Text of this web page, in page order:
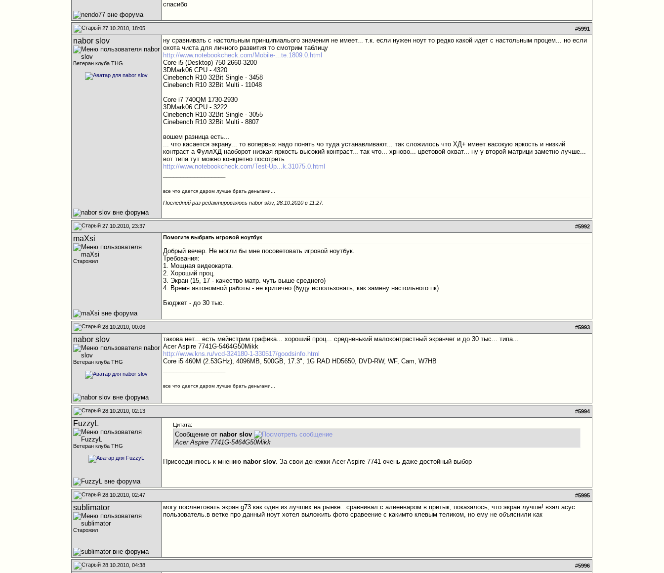
спасибо
27.10.2010, 18:05 #5991
nabor slov
Ветеран клуба THG
ну сравнивать с настольным принципиалього значения не имеет... т.к. если нужен ноут то редко какой идет с настольным процем... но если
охота чиста для личного развития то смотрим таблицу
http://www.notebookcheck.com/Mobile-...te.1809.0.html
Core i5 (Desktop) 750 2660-3200
3DMark06 CPU - 4320
Cinebench R10 32Bit Single - 3458
Cinebench R10 32Bit Multi - 11048
Сore i7 740QM 1730-2930
3DMark06 CPU - 3222
Cinebench R10 32Bit Single - 3055
Cinebench R10 32Bit Multi - 8807
вошем разница есть...
... что касается экрану... то вопервых надо понять чо туда устанавливают... так сложилось что ХД+ имеет васокую яркость и низкий
контраст а ФуллХД наоборот низкая яркость высокий контраст... так что... хрново... цветовой охват... ну у второй матрици заметно лучше...
вот типа тут можно конкретно посотреть
http://www.notebookcheck.com/Test-Up...k.31075.0.html
все что дается даром лучше брать деньгами...
Последний раз редактировалось nabor slov, 28.10.2010 в 11:27.
27.10.2010, 23:37 #5992
maXsi
Старожил
Помогите выбрать игровой ноутбук
Добрый вечер. Не могли бы мне посоветовать игровой ноутбук.
Требования:
1. Мощная видеокарта.
2. Хороший проц.
3. Экран (15, 17 - качество матр. чуть выше среднего)
4. Время автономной работы - не критично (буду использовать, как замену настольного пк)
Бюджет - до 30 тыс.
28.10.2010, 00:06 #5993
nabor slov
Ветеран клуба THG
такова нет... есть мейнстрим графика... хороший проц... средненький малоконтрастный экранчег и до 30 тыс... типа...
Acer Aspire 7741G-5464G50Mikk
http://www.kns.ru/vcd-324180-1-330517/goodsinfo.html
Core i5 460M (2.53GHz), 4096MB, 500GB, 17.3", 1G RAD HD5650, DVD-RW, WF, Cam, W7HB
все что дается даром лучше брать деньгами...
28.10.2010, 02:13 #5994
FuzzyL
Ветеран клуба THG
Цитата:
Сообщение отnabor slov
Acer Aspire 7741G-5464G50Mikk
Присоединяюсь к мнениюnabor slov. За свои денежки Acer Aspire 7741 очень даже достойный выбор
28.10.2010, 02:47 #5995
sublimator
Старожил
могу послветовать экран g73 как один из лучших на рынке...сравнивал с алиенваром в притык, показалось, что экран лучше! взял асус
пользователь.в ветке про данный ноут хотел выложить фото сравеение с какимто клевым теликом, но ему не объяснили как
28.10.2010, 04:38 #5996